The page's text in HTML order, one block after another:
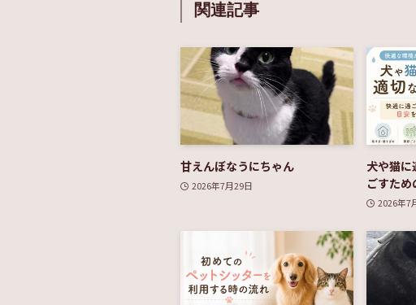
関連記事
甘えんぼなうにちゃん
2026年7月29日
犬や猫
ごすた
2026年7